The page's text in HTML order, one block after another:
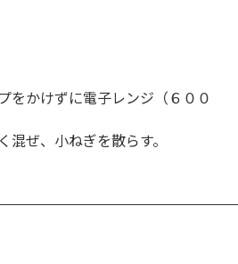
をかけずに電子レンジ（６００
混ぜ、小ねぎを散らす。